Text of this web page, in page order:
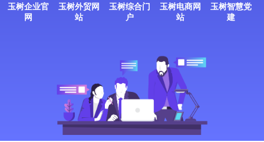
玉树企业官
网
玉树外贸网
站
玉树综合门
户
玉树电商网
站
玉树智慧党
建